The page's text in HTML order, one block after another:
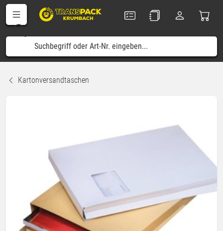
Kartonversandtaschen